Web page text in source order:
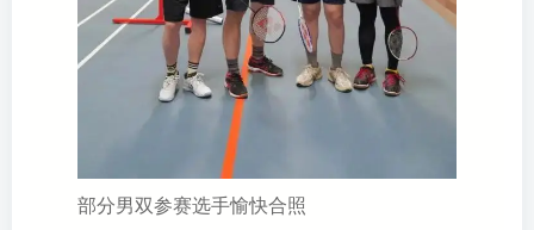
部分男双参赛选手愉快合照